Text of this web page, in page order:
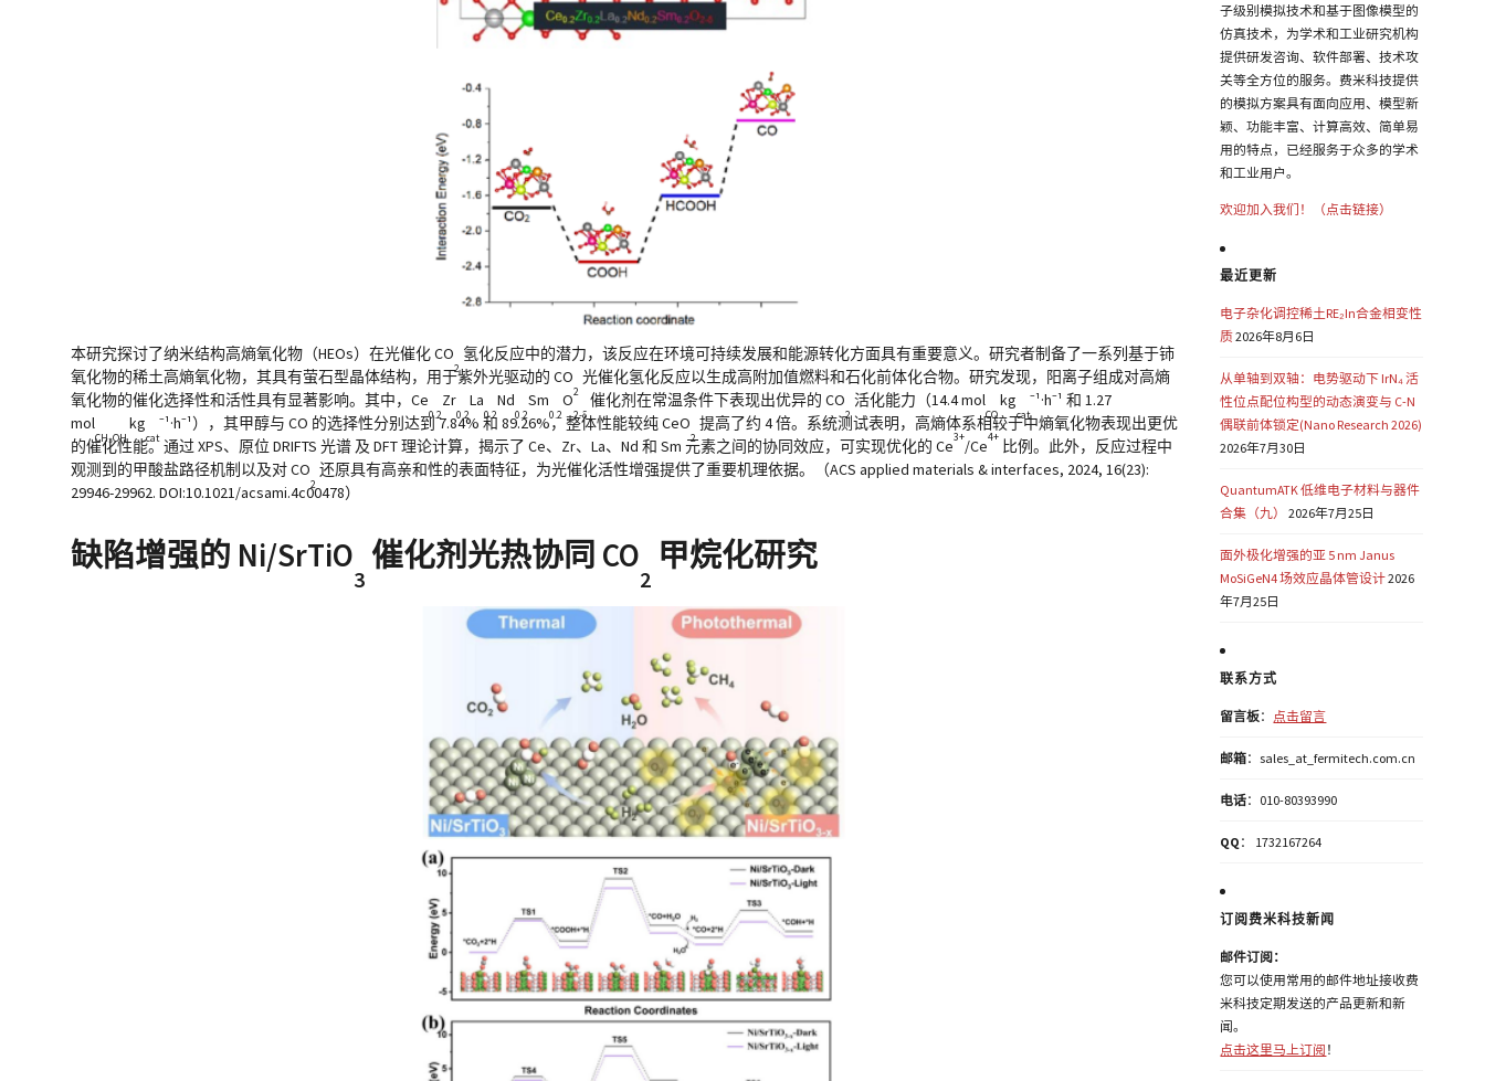
本研究探讨了纳米结构高熵氧化物（HEOs）在光催化 CO
2
氢化反应中的潜力，该反应在环境可持续发展和能源转化方面具有重要意义。研究者制备了一系列基于铈
氧化物的稀土高熵氧化物，其具有萤石型晶体结构，用于紫外光驱动的 CO
2
光催化氢化反应以生成高附加值燃料和石化前体化合物。研究发现，阳离子组成对高熵
氧化物的催化选择性和活性具有显著影响。其中，Ce
0.2
Zr
0.2
La
0.2
Nd
0.2
Sm
0.2
O
2-δ
催化剂在常温条件下表现出优异的 CO
2
活化能力（14.4 mol
CO
kg
cat
⁻¹·h⁻¹ 和 1.27
mol
CH₃OH
kg
cat
⁻¹·h⁻¹），其甲醇与 CO 的选择性分别达到 7.84% 和 89.26%，整体性能较纯 CeO
2
提高了约 4 倍。系统测试表明，高熵体系相较于中熵氧化物表现出更优
的催化性能。通过 XPS、原位 DRIFTS 光谱 及 DFT 理论计算，揭示了 Ce、Zr、La、Nd 和 Sm 元素之间的协同效应，可实现优化的 Ce
3+
/Ce
4+
比例。此外，反应过程中
观测到的甲酸盐路径机制以及对 CO
2
还原具有高亲和性的表面特征，为光催化活性增强提供了重要机理依据。（ACS applied materials & interfaces, 2024, 16(23):
29946-29962. DOI:10.1021/acsami.4c00478）
缺陷增强的 Ni/SrTiO
3
催化剂光热协同 CO
2
甲烷化研究
子级别模拟技术和基于图像模型的
仿真技术，为学术和工业研究机构
提供研发咨询、软件部署、技术攻
关等全方位的服务。费米科技提供
的模拟方案具有面向应用、模型新
颖、功能丰富、计算高效、简单易
用的特点，已经服务于众多的学术
和工业用户。
欢迎加入我们！（点击链接）
最近更新
电子杂化调控稀土RE₂In合金相变性
质2026年8月6日
从单轴到双轴：电势驱动下 IrN₄ 活
性位点配位构型的动态演变与 C-N
偶联前体锁定(Nano Research 2026)
2026年7月30日
QuantumATK 低维电子材料与器件
合集（九）
2026年7月25日
面外极化增强的亚 5 nm Janus
MoSiGeN4 场效应晶体管设计2026
年7月25日
联系方式
留言板： 点击留言
邮箱：sales_at_fermitech.com.cn
电话：010-80393990
QQ ： 1732167264
订阅费米科技新闻
邮件订阅：
您可以使用常用的邮件地址接收费
米科技定期发送的产品更新和新
闻。
点击这里马上订阅 ！